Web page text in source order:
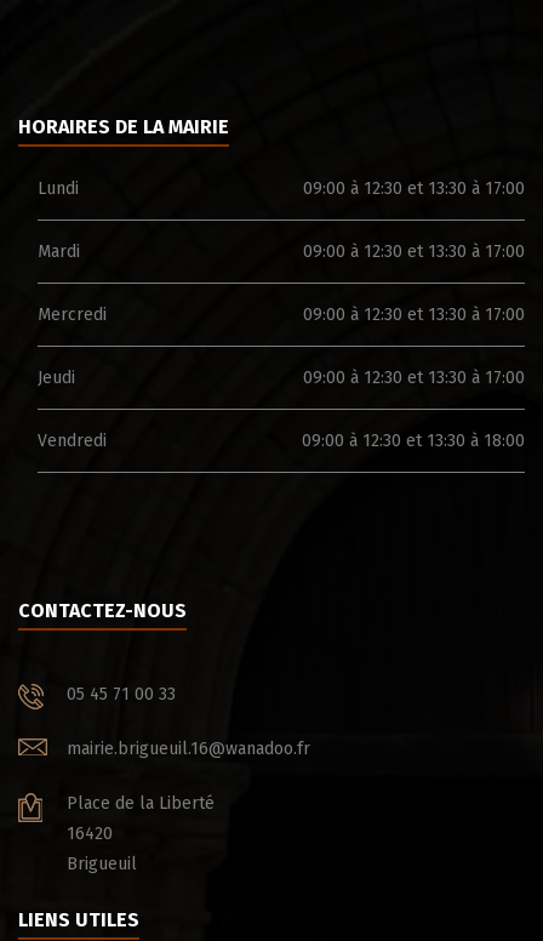
HORAIRES DE LA MAIRIE
Lundi 09:00 à 12:30 et 13:30 à 17:00
Mardi 09:00 à 12:30 et 13:30 à 17:00
Mercredi 09:00 à 12:30 et 13:30 à 17:00
Jeudi 09:00 à 12:30 et 13:30 à 17:00
Vendredi 09:00 à 12:30 et 13:30 à 18:00
CONTACTEZ-NOUS
05 45 71 00 33
mairie.brigueuil.16@wanadoo.fr
Place de la Liberté
16420
Brigueuil
LIENS UTILES